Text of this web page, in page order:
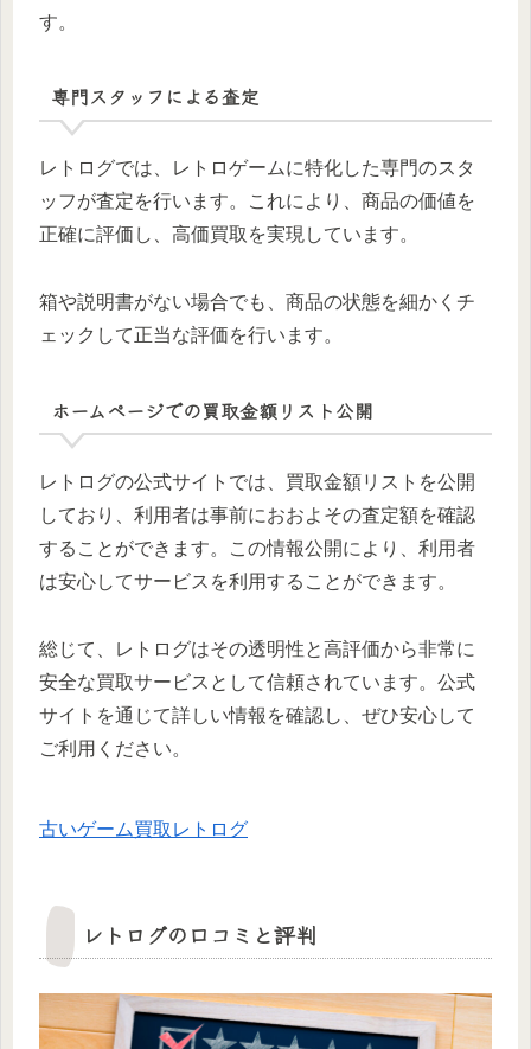
す。
専門スタッフによる査定
レトログでは、レトロゲームに特化した専門のスタ
ッフが査定を行います。これにより、商品の価値を
正確に評価し、高価買取を実現しています。
箱や説明書がない場合でも、商品の状態を細かくチ
ェックして正当な評価を行います。
ホームページでの買取金額リスト公開
レトログの公式サイトでは、買取金額リストを公開
しており、利用者は事前におおよその査定額を確認
することができます。この情報公開により、利用者
は安心してサービスを利用することができます。
総じて、レトログはその透明性と高評価から非常に
安全な買取サービスとして信頼されています。公式
サイトを通じて詳しい情報を確認し、ぜひ安心して
ご利用ください。
古いゲーム買取レトログ
レトログの口コミと評判